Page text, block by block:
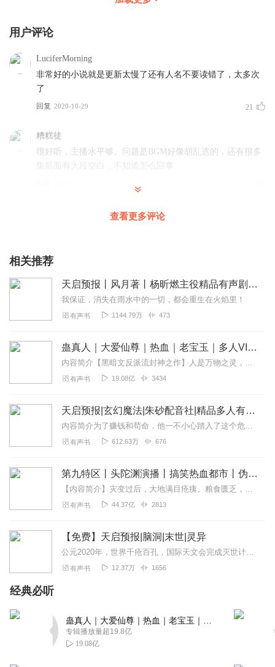
用户评论
LuciferMorning
非常好的小说就是更新太慢了还有人名不要读错了，太多次
了
回复 2020-10-29 21
糟糕徒
很好听，主播水平够。问题是BGM好像胡乱选的，还有很多
集后面有大段空白，不知道怎么回事
魔改大师
播的非常不错，如果情感更丰富一些就更好了。
宇宙仓鼠
怎么不播了，还挺喜欢的
雨淋漓沂
小说快完结了。快出第二季啦
挺好的一本好书，就是背景音乐太迷了，扣半分，主播挺好
2022-06-03
小慢大师
人确实少了点，要是能跟上作者进度就好了
2020-06-23
很好，和小说一样，但声音有的好像。
回复 2021-02-26
查看更多评论
相关推荐
天启预报丨风月著丨杨昕燃主役精品有声剧丨声之优制作丨热血奇幻魔法
我保证，消失在雨水中的一切，都会重生在火焰里！
有声书 1144.79万 473
蛊真人｜大爱仙尊｜热血｜老宝玉｜多人VIP免费有声剧
内容简介【黑暗文反派流封神之作】人是万物之灵，蛊是天地真精。一个穿越者不断重生的故事。一个养蛊、炼蛊、用蛊的奇特世界。配音组（男角色）老宝玉旁白...
有声书 19.08亿 3434
天启预报|玄幻魔法|朱砂配音社|精品多人有声剧
内容简介为了赚钱和苟命，他一不小心踏入了这个危险世界。现境之外的边境，日常之后的异常。天文会，绿日、黄金黎明、存世余孽与诸界天敌……究竟是生存还是灭亡?这是个...
有声书 612.63万 676
第九特区丨头陀渊演播丨搞笑热血都市丨伪戒丨VIP免费多人有声剧
【内容简介】灾变过后，大地满目疮痍。粮食匮乏，资源紧俏，局势混乱……一位从待规划区杀出来的青年，背对着漫天黄沙，孤身来到九区谋生，却不曾想偶然结识三五好友，一念...
有声书 44.37亿 2813
【免费】天启预报|脑洞|末世|灵异
公元2020年，世界千疮百孔，国际天文会完成灭世计划，九十年后，少年槐诗为生计面试拉琴兼职。小说融合末世与都市元素，情节奇幻，后续发展引人遐想。
有声书 12.37万 1656
经典必听
专辑播放量超19.8亿
19.08亿